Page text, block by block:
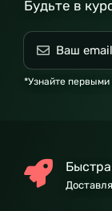
Будьте в
*Узнайте первыми